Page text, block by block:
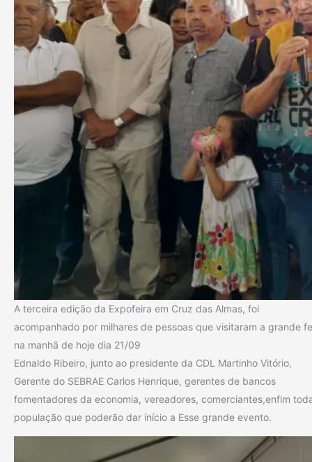
A terceira edição da Expofeira em Cruz das Almas, foi
acompanhado por milhares de pessoas que visitaram a grande
na manhã de hoje dia 21/09
Ednaldo Ribeiro, junto ao presidente da CDL Martinho Vitório,
Gerente do SEBRAE Carlos Henrique, gerentes de bancos
fomentadores da economia, vereadores, comerciantes,enfim
população que poderão dar início a Esse grande evento.